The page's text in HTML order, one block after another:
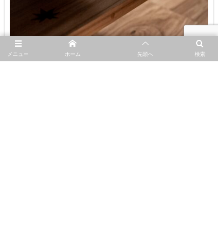
メニュー 検索
ホーム 先頭へ